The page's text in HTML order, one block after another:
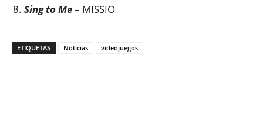
Sing to Me– MISSIO
ETIQUETAS Noticias videojuegos